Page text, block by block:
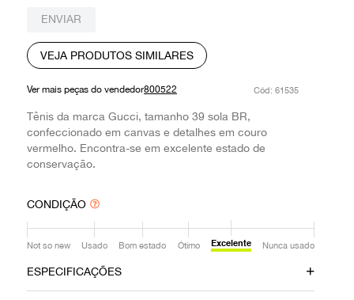
ENVIAR
VEJA PRODUTOS SIMILARES
Ver mais peças do vendedor800522 : 61535
Tênis da marca Gucci, tamanho 39 sola BR,
confeccionado em canvas e detalhes em couro
vermelho. Encontra-se em excelente estado de
conservação.
CONDIÇÃO
Not so new Usado Bom estado Ótimo Excelente Nunca usado
ESPECIFICAÇÕES